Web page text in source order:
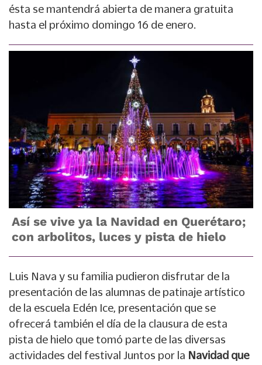
ésta se mantendrá abierta de manera gratuita
hasta el próximo domingo 16 de enero.
Así se vive ya la Navidad en Querétaro;
con arbolitos, luces y pista de hielo
Luis Nava y su familia pudieron disfrutar de la
presentación de las alumnas de patinaje artístico
de la escuela Edén Ice, presentación que se
ofrecerá también el día de la clausura de esta
pista de hielo que tomó parte de las diversas
actividades del festival Juntos por la Navidad que